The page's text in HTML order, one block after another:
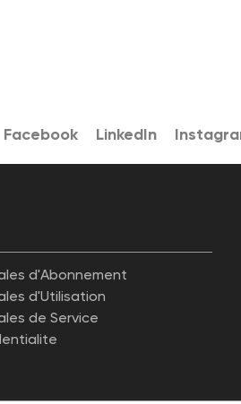
Facebook LinkedIn
d'Abonnement
d'Utilisation
de Service